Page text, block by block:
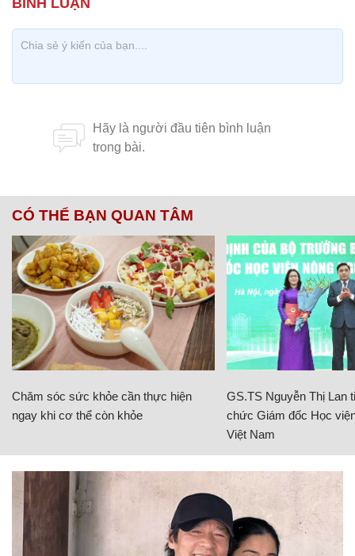
CÓ THỂ BẠN QUAN TÂM
Chăm sóc sức khỏe cần thực hiện
ngay khi cơ thể còn khỏe
GS.TS Nguyễn Thị Lan
chức Giám đốc Học
Việt Nam